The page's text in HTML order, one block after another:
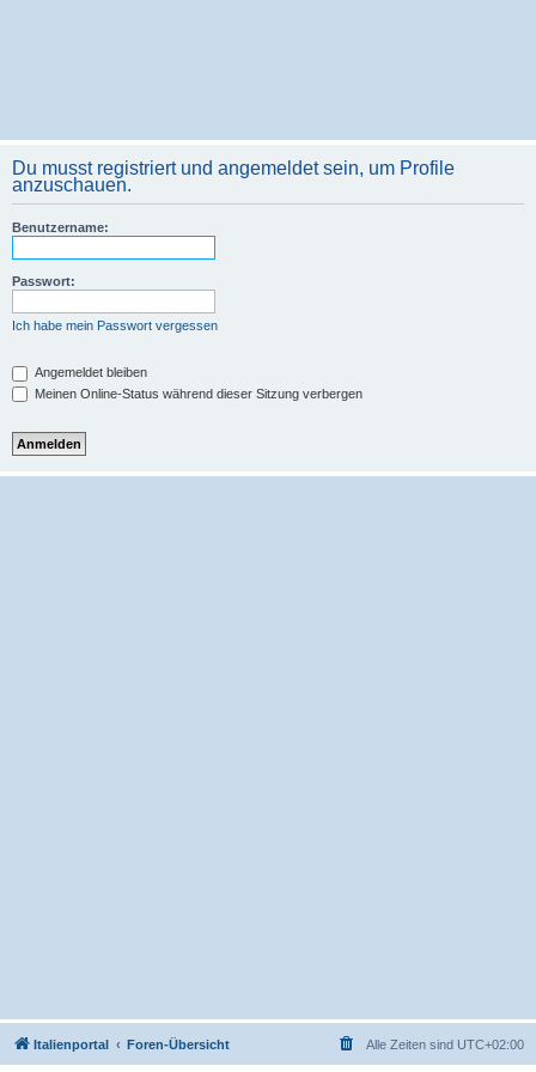
Du musst registriert und angemeldet sein, um Profile
anzuschauen.
Benutzername:
Passwort:
Ich habe mein Passwort vergessen
Angemeldet bleiben
Meinen Online-Status während dieser Sitzung verbergen
Italienportal Foren-Übersicht Alle Zeiten sind UTC+02:00